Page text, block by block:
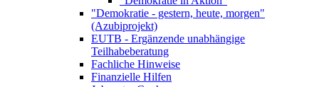
"Demokratie - gestern, heute, morgen"
(Azubiprojekt)
EUTB - Ergänzende unabhängige
Teilhabeberatung
Fachliche Hinweise
Finanzielle Hilfen